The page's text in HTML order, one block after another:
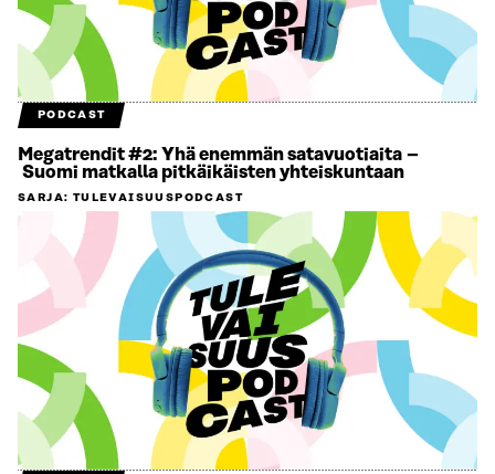
PODCAST
Megatrendit #2: Yhä enemmän satavuotiaita –
Suomi matkalla pitkäikäisten yhteiskuntaan
SARJA: TULEVAISUUSPODCAST